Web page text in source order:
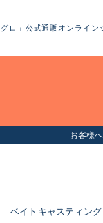
ロ」公式通販オンライン
お客様
ベイトキャスティン